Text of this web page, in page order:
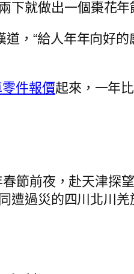
就做出一個棗花年
，“給人年年向好
件報價起來，一年
節前夜，赴天津探
遭過災的四川北川